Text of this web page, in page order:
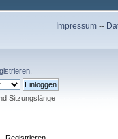
Impressum--
Sitzungslänge